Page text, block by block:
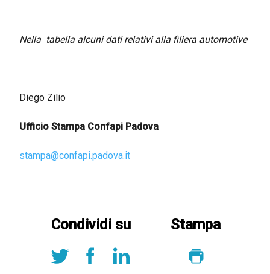
Nella tabella alcuni dati relativi alla filiera automotive
Diego Zilio
Ufficio Stampa Confapi Padova
stampa@confapi.padova.it
Condividi su Stampa